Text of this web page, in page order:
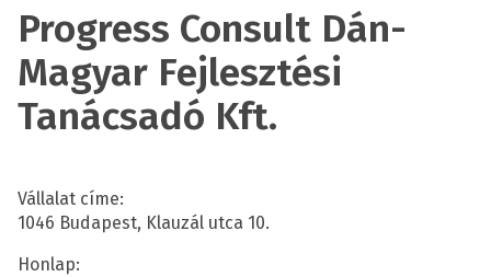
Progress Consult Dán-
Magyar Fejlesztési
Tanácsadó Kft.
Vállalat címe:
1046 Budapest, Klauzál utca 10.
Honlap: